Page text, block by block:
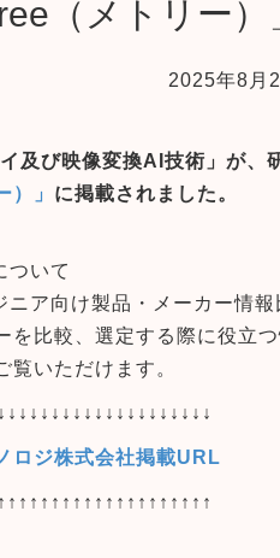
（メトリー
2025年8月
及び映像変換AI技術」が、
）」 に掲載されました。
ついて
ア向け製品・メーカー情報
を比較、選定する際に役立
覧いただけます。
ロジ株式会社掲載URL